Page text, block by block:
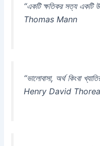
“একটি ক্ষতিকর সত্য একটি
Thomas Mann
“ভালোবাসা, অর্থ কিংবা
Henry David